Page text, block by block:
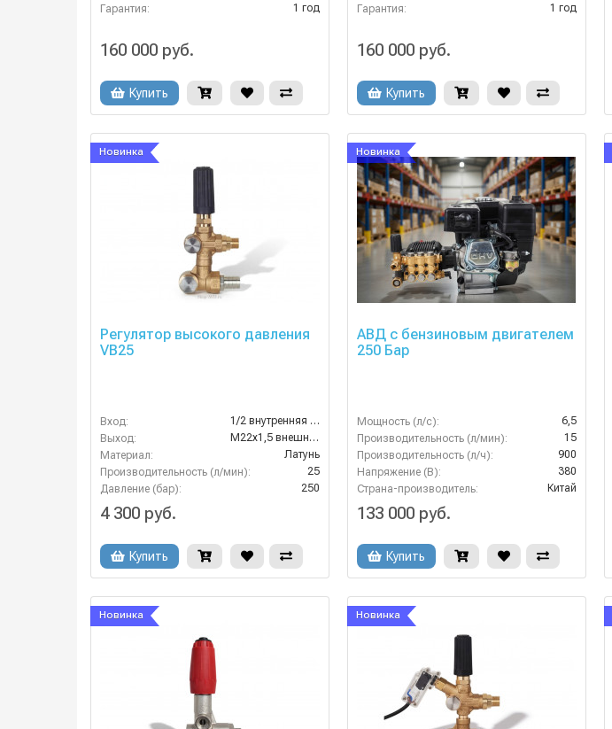
Гарантия:
1 год
160 000 руб.
Купить
Гарантия:
1 год
160 000 руб.
Купить
Новинка
Регулятор высокого давления
VB25
Вход:
1/2 внутренняя резьба
Выход:
M22х1,5 внешняя резьба
Материал:
Латунь
Производительность (л/мин):
25
Давление (бар):
250
4 300 руб.
Купить
Новинка
АВД с бензиновым двигателем
250 Бар
Мощность (л/с):
6,5
Производительность (л/мин):
15
Производительность (л/ч):
900
Напряжение (В):
380
Страна-производитель:
Китай
133 000 руб.
Купить
Новинка Новинка